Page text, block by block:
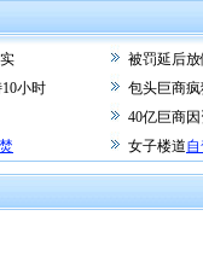
被罚延后
小时
包头巨商
40亿巨商
女子楼道